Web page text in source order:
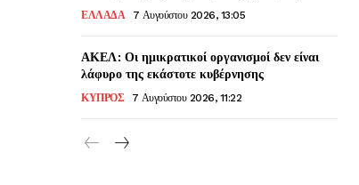
ΕΛΛΑΔΑ 7 Αυγούστου 2026, 13:05
ΑΚΕΛ: Οι ημικρατικοί οργανισμοί δεν είναι
λάφυρο της εκάστοτε κυβέρνησης
ΚΥΠΡΟΣ 7 Αυγούστου 2026, 11:22